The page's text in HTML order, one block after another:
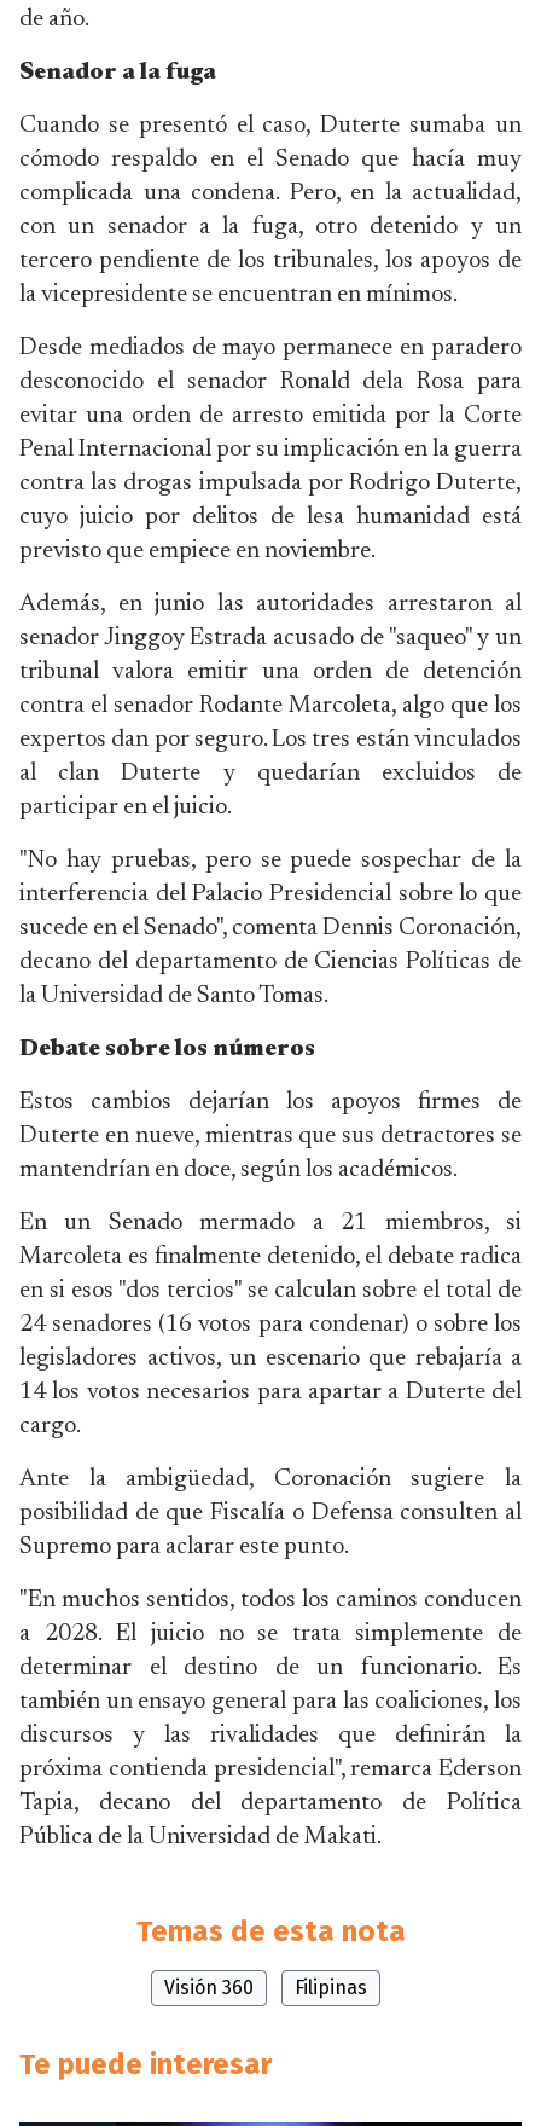
de año.
Senador a la fuga
Cuando se presentó el caso, Duterte sumaba un
cómodo respaldo en el Senado que hacía muy
complicada una condena. Pero, en la actualidad,
con un senador a la fuga, otro detenido y un
tercero pendiente de los tribunales, los apoyos de
la vicepresidente se encuentran en mínimos.
Desde mediados de mayo permanece en paradero
desconocido el senador Ronald dela Rosa para
evitar una orden de arresto emitida por la Corte
Penal Internacional por su implicación en la guerra
contra las drogas impulsada por Rodrigo Duterte,
cuyo juicio por delitos de lesa humanidad está
previsto que empiece en noviembre.
Además, en junio las autoridades arrestaron al
senador Jinggoy Estrada acusado de "saqueo" y un
tribunal valora emitir una orden de detención
contra el senador Rodante Marcoleta, algo que los
expertos dan por seguro. Los tres están vinculados
al clan Duterte y quedarían excluidos de
participar en el juicio.
"No hay pruebas, pero se puede sospechar de la
interferencia del Palacio Presidencial sobre lo que
sucede en el Senado", comenta Dennis Coronación,
decano del departamento de Ciencias Políticas de
la Universidad de Santo Tomas.
Debate sobre los números
Estos cambios dejarían los apoyos firmes de
Duterte en nueve, mientras que sus detractores se
mantendrían en doce, según los académicos.
En un Senado mermado a 21 miembros, si
Marcoleta es finalmente detenido, el debate radica
en si esos "dos tercios" se calculan sobre el total de
24 senadores (16 votos para condenar) o sobre los
legisladores activos, un escenario que rebajaría a
14 los votos necesarios para apartar a Duterte del
cargo.
Ante la ambigüedad, Coronación sugiere la
posibilidad de que Fiscalía o Defensa consulten al
Supremo para aclarar este punto.
"En muchos sentidos, todos los caminos conducen
a 2028. El juicio no se trata simplemente de
determinar el destino de un funcionario. Es
también un ensayo general para las coaliciones, los
discursos y las rivalidades que definirán la
próxima contienda presidencial", remarca Ederson
Tapia, decano del departamento de Política
Pública de la Universidad de Makati.
Temas de esta nota
Visión 360 Filipinas
Te puede interesar